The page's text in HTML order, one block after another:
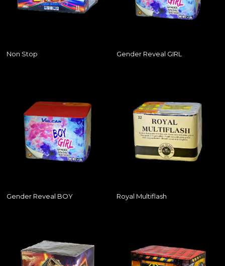
Non Stop Gender Reveal GIRL
Gender Reveal BOY Royal Multiflash